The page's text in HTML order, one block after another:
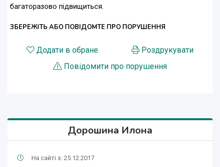
багаторазово підвищиться.
ЗБЕРЕЖІТЬ АБО ПОВІДОМТЕ ПРО ПОРУШЕННЯ
Додати в обране
Роздрукувати
Повідомити про порушення
Дорошина Илона
На сайті з: 25.12.2017